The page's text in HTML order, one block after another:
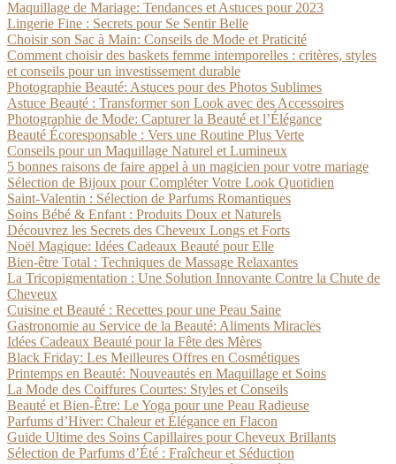
Maquillage de Mariage: Tendances et Astuces pour 2023
Lingerie Fine : Secrets pour Se Sentir Belle
Choisir son Sac à Main: Conseils de Mode et Praticité
Comment choisir des baskets femme intemporelles : critères, styles
et conseils pour un investissement durable
Photographie Beauté: Astuces pour des Photos Sublimes
Astuce Beauté : Transformer son Look avec des Accessoires
Photographie de Mode: Capturer la Beauté et l’Élégance
Beauté Écoresponsable : Vers une Routine Plus Verte
Conseils pour un Maquillage Naturel et Lumineux
5 bonnes raisons de faire appel à un magicien pour votre mariage
Sélection de Bijoux pour Compléter Votre Look Quotidien
Saint-Valentin : Sélection de Parfums Romantiques
Soins Bébé & Enfant : Produits Doux et Naturels
Découvrez les Secrets des Cheveux Longs et Forts
Noël Magique: Idées Cadeaux Beauté pour Elle
Bien-être Total : Techniques de Massage Relaxantes
La Tricopigmentation : Une Solution Innovante Contre la Chute de
Cheveux
Cuisine et Beauté : Recettes pour une Peau Saine
Gastronomie au Service de la Beauté: Aliments Miracles
Idées Cadeaux Beauté pour la Fête des Mères
Black Friday: Les Meilleures Offres en Cosmétiques
Printemps en Beauté: Nouveautés en Maquillage et Soins
La Mode des Coiffures Courtes: Styles et Conseils
Beauté et Bien-Être: Le Yoga pour une Peau Radieuse
Parfums d’Hiver: Chaleur et Élégance en Flacon
Guide Ultime des Soins Capillaires pour Cheveux Brillants
Sélection de Parfums d’Été : Fraîcheur et Séduction